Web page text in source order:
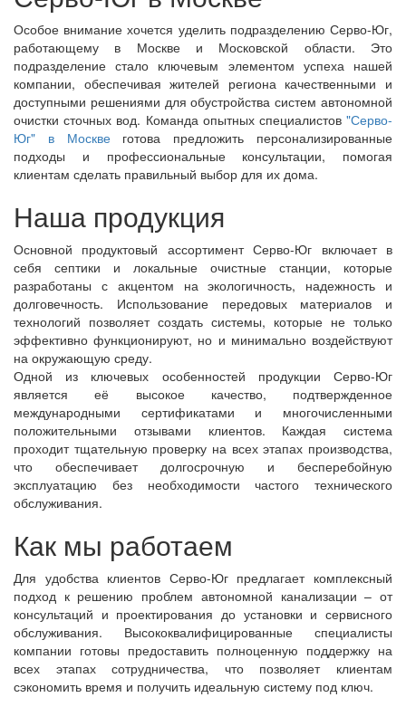
Особое внимание хочется уделить подразделению Серво-Юг,
работающему в Москве и Московской области. Это
подразделение стало ключевым элементом успеха нашей
компании, обеспечивая жителей региона качественными и
доступными решениями для обустройства систем автономной
очистки сточных вод. Команда опытных специалистов "Серво-
Юг" в Москвеготова предложить персонализированные
подходы и профессиональные консультации, помогая
клиентам сделать правильный выбор для их дома.
Наша продукция
Основной продуктовый ассортимент Серво-Юг включает в
себя септики и локальные очистные станции, которые
разработаны с акцентом на экологичность, надежность и
долговечность. Использование передовых материалов и
технологий позволяет создать системы, которые не только
эффективно функционируют, но и минимально воздействуют
на окружающую среду.
Одной из ключевых особенностей продукции Серво-Юг
является её высокое качество, подтвержденное
международными сертификатами и многочисленными
положительными отзывами клиентов. Каждая система
проходит тщательную проверку на всех этапах производства,
что обеспечивает долгосрочную и бесперебойную
эксплуатацию без необходимости частого технического
обслуживания.
Как мы работаем
Для удобства клиентов Серво-Юг предлагает комплексный
подход к решению проблем автономной канализации – от
консультаций и проектирования до установки и сервисного
обслуживания. Высококвалифицированные специалисты
компании готовы предоставить полноценную поддержку на
всех этапах сотрудничества, что позволяет клиентам
сэкономить время и получить идеальную систему под ключ.